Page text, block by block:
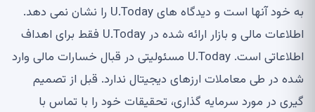
به خود آنها است و دیدگاه های U.Today را نشان نمی دهد.
اطلاعات مالی و بازار ارائه شده در U.Today فقط برای اهداف
اطلاعاتی است. U.Today مسئولیتی در قبال خسارات مالی وارد
شده در طی معاملات ارزهای دیجیتال ندارد. قبل از تصمیم
گیری در مورد سرمایه گذاری، تحقیقات خود را با تماس با